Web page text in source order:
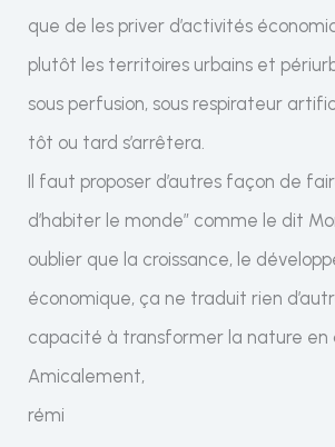
que de les priver d’activités
plutôt les territoires urbains et
sous perfusion, sous respirateur
tôt ou tard s’arrêtera.
Il faut proposer d’autres façon de
d’habiter le monde” comme le dit
oublier que la croissance, le
économique, ça ne traduit rien
capacité à transformer la nature en
Amicalement,
rémi